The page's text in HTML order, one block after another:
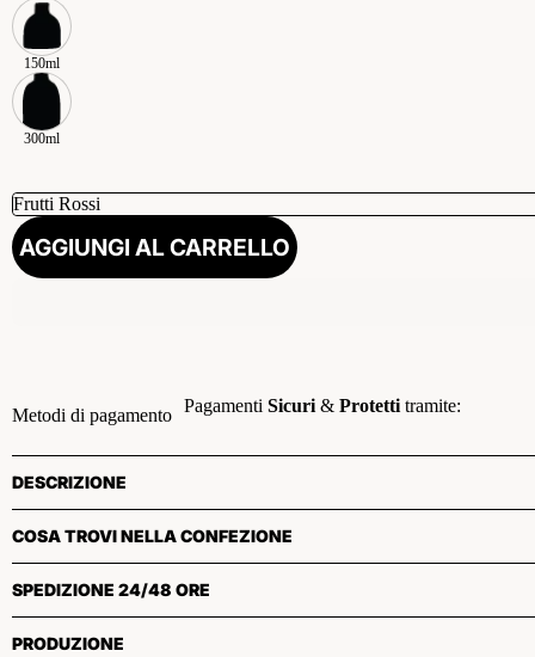
150ml
300ml
AGGIUNGI AL CARRELLO
Pagamenti Sicuri& Protettitramite:
Metodi di pagamento
DESCRIZIONE
COSA TROVI NELLA CONFEZIONE
SPEDIZIONE 24/48 ORE
PRODUZIONE